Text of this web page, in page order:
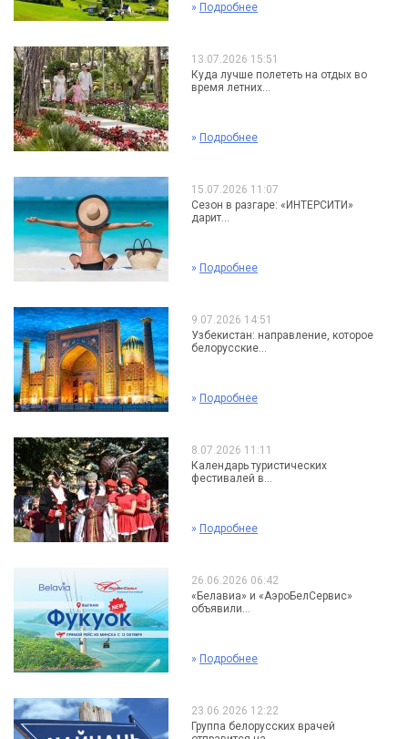
» Подробнее
13.07.2026 15:51
Куда лучше полететь на отдых во
время летних...
» Подробнее
15.07.2026 11:07
Сезон в разгаре: «ИНТЕРСИТИ»
дарит...
» Подробнее
9.07.2026 14:51
Узбекистан: направление, которое
белорусские...
» Подробнее
8.07.2026 11:11
Календарь туристических
фестивалей в...
» Подробнее
26.06.2026 06:42
«Белавиа» и «АэроБелСервис»
объявили...
» Подробнее
23.06.2026 12:22
Группа белорусских врачей